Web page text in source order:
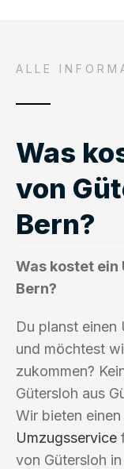
ALLE
Was
von
Bern?
Was kostet ein
Bern?
Du planst einen
und möchtest
zukommen?
Gütersloh aus
Wir bieten
Umzugsservice
von Gütersloh